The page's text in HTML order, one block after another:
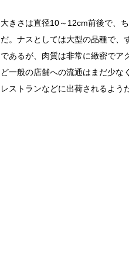
大きさは直径10～12cm前後で、
だ。ナスとしては大型の品種で、
であるが、肉質は非常に緻密でア
ど一般の店舗への流通はまだ少な
レストランなどに出荷されるよう